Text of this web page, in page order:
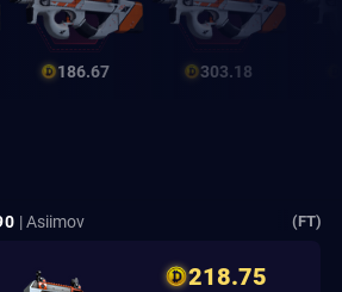
186.67 303.18
| Asiimov (FT)
218.75